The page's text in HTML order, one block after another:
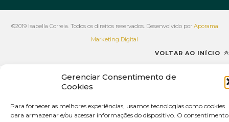
Gerenciar Consentimento de
Cookies
Para fornecer as melhores experiências, usamos tecnologias como cookies
para armazenar e/ou acessar informações do dispositivo. O consentimento
©2019 Isabella Correia. Todos os direitos reservados. Desenvolvido por Aporama
Marketing Digital
VOLTAR AO INÍCIO